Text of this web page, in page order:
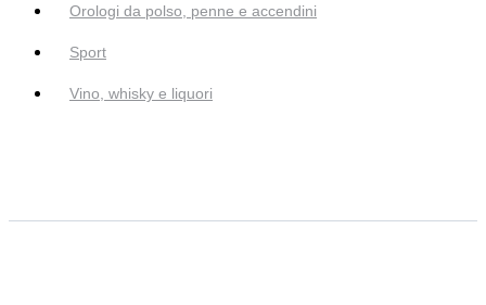
Orologi da polso, penne e accendini
Sport
Vino, whisky e liquori